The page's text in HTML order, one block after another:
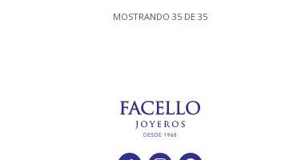
MOSTRANDO 35 DE 35